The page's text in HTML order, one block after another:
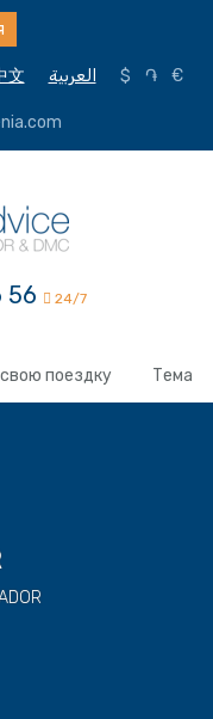
文 العربية $ ֏ €
56 24/7
поездку Тема